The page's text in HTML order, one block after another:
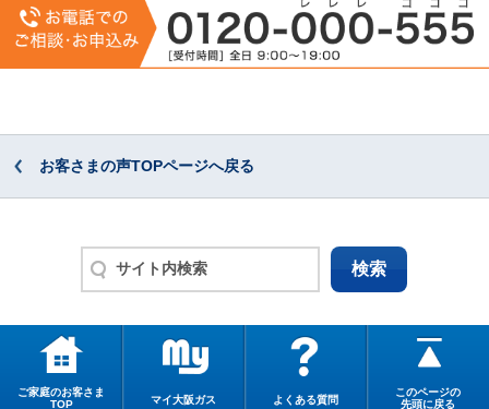
お客さまの声TOPページへ戻る
ご家庭のお客さま
TOP
マイ大阪ガス よくある質問
このページの
先頭に戻る